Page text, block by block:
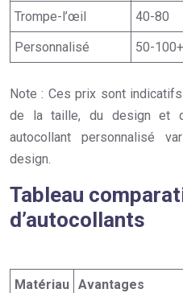
Trompe-l’œil 40-80
Personnalisé
50-100+
Note : Ces prix sont
de la taille, du design et
autocollant personnalisé
design.
Tableau
d’autocollants
Matériau Avantages